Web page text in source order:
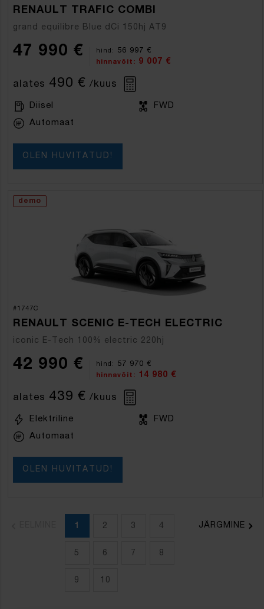
RENAULT TRAFIC COMBI
grand equilibre Blue dCi 150hj AT9
47 990 € hind: 56 997 €
hinnavõit: 9 007 €
alates 490 € /kuus
Diisel
FWD
Automaat
OLEN HUVITATUD!
demo
#1747C
RENAULT SCENIC E-TECH ELECTRIC
iconic E-Tech 100% electric 220hj
42 990 € hind: 57 970 €
hinnavõit: 14 980 €
alates 439 € /kuus
Elektriline
FWD
Automaat
OLEN HUVITATUD!
JÄRGMINE
1 2 3 4
5 6 7 8
9 10